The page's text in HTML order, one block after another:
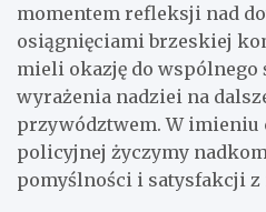
momentem refleksji nad
osiągnięciami brzeskiej
mieli okazję do wspólnego
wyrażenia nadziei na
przywództwem. W imieniu
policyjnej życzymy
pomyślności i satysfakcji